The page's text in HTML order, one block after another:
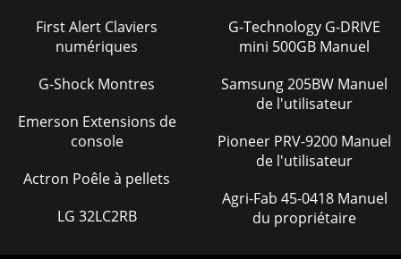
First Alert Claviers
numériques
G-Shock Montres
Emerson Extensions de
console
Actron Poêle à pellets
LG 32LC2RB
G-Technology G-DRIVE
mini 500GB Manuel
Samsung 205BW Manuel
de l'utilisateur
Pioneer PRV-9200 Manuel
de l'utilisateur
Agri-Fab 45-0418 Manuel
du propriétaire